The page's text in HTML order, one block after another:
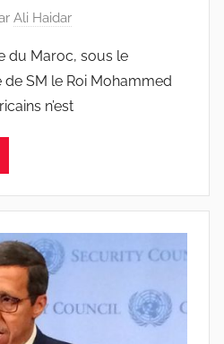
Ali Haidar
du Maroc, sous le
SM le Roi Mohammed
n’est